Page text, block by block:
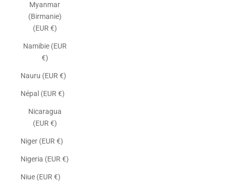
Myanmar
(Birmanie)
(EUR €)
Namibie (EUR
€)
Nauru (EUR €)
Népal (EUR €)
Nicaragua
(EUR €)
Niger (EUR €)
Nigeria (EUR €)
Niue (EUR €)